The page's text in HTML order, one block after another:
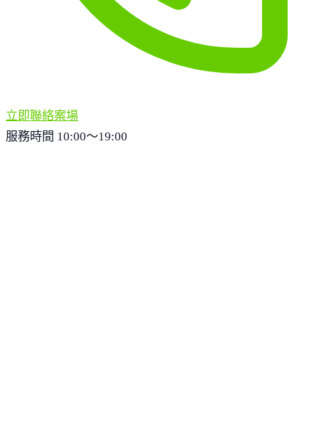
立即聯絡案場
服務時間 10:00～19:00